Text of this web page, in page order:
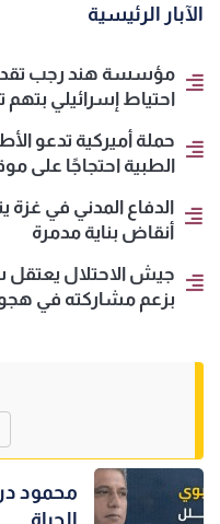
الآبار الرئيسية
مؤسسة هند رجب
احتياط إسرائيلي
حملة أميركية تدعو
الطبية احتجاجًا على
أنقاض بناية مدمرة
جيش الاحتلال
بزعم مشاركته في هجوم 7
محمود
الحياة